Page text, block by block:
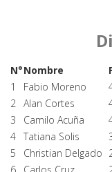
N°Nombre
1
Fabio Moreno
2 Alan Cortes
3
Camilo Acuña
4 Tatiana Solis
5
Christian Delgado